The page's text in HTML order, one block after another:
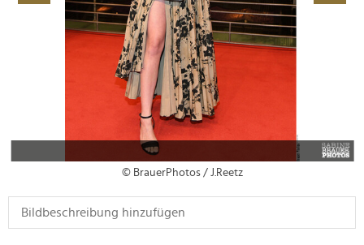
© BrauerPhotos / J.Reetz